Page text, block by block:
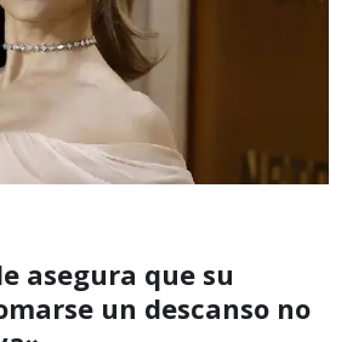
asegura que su
un descanso no